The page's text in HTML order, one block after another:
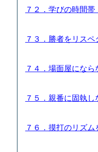
７２．学びの時間
７３．勝者をリス
７４．場面屋にな
７５．親番に固執
７６．摸打のリズ